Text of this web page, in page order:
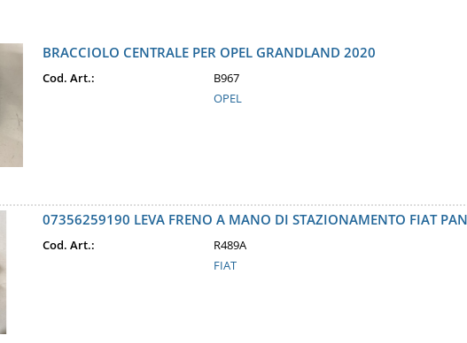
BRACCIOLO CENTRALE PER OPEL GRANDLAND 2020
Cod. Art.:
B967
OPEL
07356259190 LEVA FRENO A MANO DI STAZIONAMENTO FIAT
Cod. Art.:
R489A
FIAT